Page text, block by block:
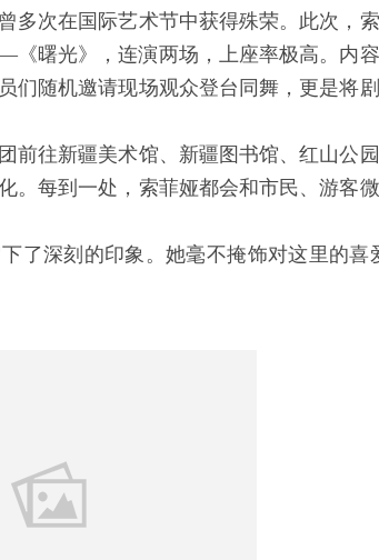
次在国际艺术节中获得殊荣。此次，
曙光》，连演两场，上座率极高。内
们随机邀请现场观众登台同舞，更是将
往新疆美术馆、新疆图书馆、红山公
。每到一处，索菲娅都会和市民、游客微
深刻的印象。她毫不掩饰对这里的喜